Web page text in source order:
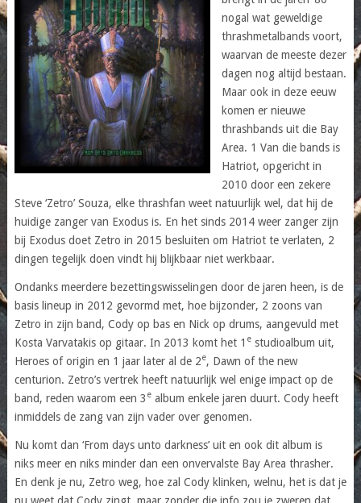
nogal wat geweldige
thrashmetalbands voort,
waarvan de meeste dezer
dagen nog altijd bestaan.
Maar ook in deze eeuw
komen er nieuwe
thrashbands uit die Bay
Area. 1 Van die bands is
Hatriot, opgericht in
2010 door een zekere
Steve ‘Zetro’ Souza, elke thrashfan weet natuurlijk wel, dat hij de
huidige zanger van Exodus is. En het sinds 2014 weer zanger zijn
bij Exodus doet Zetro in 2015 besluiten om Hatriot te verlaten, 2
dingen tegelijk doen vindt hij blijkbaar niet werkbaar.
Ondanks meerdere bezettingswisselingen door de jaren heen, is de
basis lineup in 2012 gevormd met, hoe bijzonder, 2 zoons van
Zetro in zijn band, Cody op bas en Nick op drums, aangevuld met
Kosta Varvatakis op gitaar. In 2013 komt het 1 estudioalbum uit,
Heroes of origin en 1 jaar later al de 2e, Dawn of the new
centurion. Zetro’s vertrek heeft natuurlijk wel enige impact op de
band, reden waarom een 3 ealbum enkele jaren duurt. Cody heeft
inmiddels de zang van zijn vader over genomen.
Nu komt dan ‘From days unto darkness’ uit en ook dit album is
niks meer en niks minder dan een onvervalste Bay Area thrasher.
En denk je nu, Zetro weg, hoe zal Cody klinken, welnu, het is dat je
nu weet dat Cody zingt, maar zonder die info zou je zweren dat